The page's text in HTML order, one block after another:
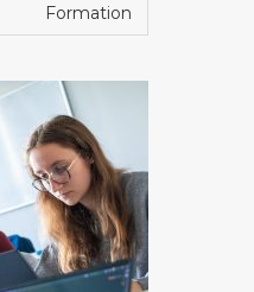
Formation